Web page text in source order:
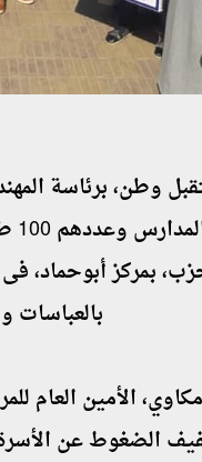
وطن، برئاسة
بمركز أبوحماد،
بالعباسات
الأمين العام
الضغوط عن الأسرة